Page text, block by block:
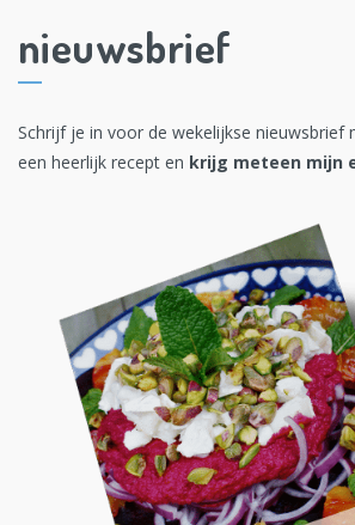
nieuwsbrief
Schrijf je in voor de wekelijkse nieuwsbrief
een heerlijk recept en krijg meteen mijn